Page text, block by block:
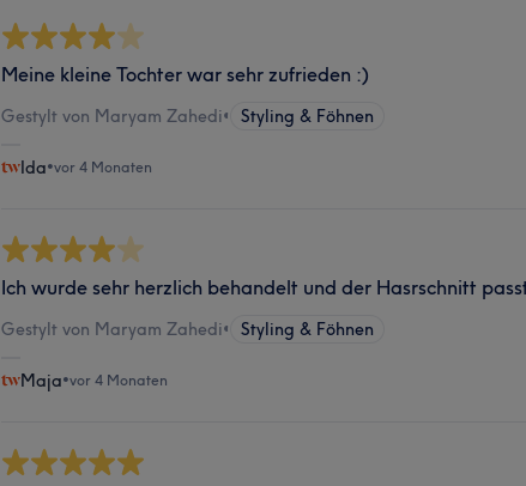
Meine kleine Tochter war sehr zufrieden :)
Gestylt von Maryam Zahedi• Styling & Föhnen
Ida•vor 4 Monaten
Ich wurde sehr herzlich behandelt und der Hasrschnitt
Gestylt von Maryam Zahedi• Styling & Föhnen
Maja•vor 4 Monaten